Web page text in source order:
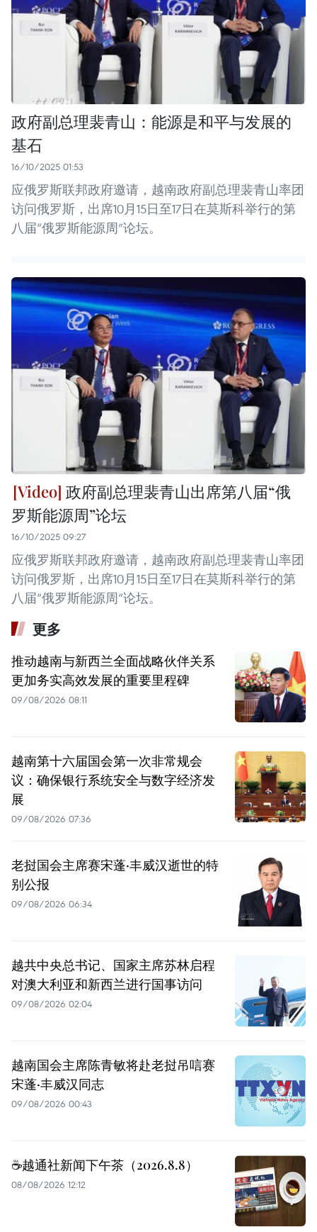
政府副总理裴青山：能源是和平与发展的
基石
16/10/2025 01:53
应俄罗斯联邦政府邀请，越南政府副总理裴青山率团
访问俄罗斯，出席10月15日至17日在莫斯科举行的第
八届“俄罗斯能源周”论坛。
政府副总理裴青山出席第八届“俄
罗斯能源周”论坛
16/10/2025 09:27
应俄罗斯联邦政府邀请，越南政府副总理裴青山率团
访问俄罗斯，出席10月15日至17日在莫斯科举行的第
八届“俄罗斯能源周”论坛。
更多
推动越南与新西兰全面战略伙伴关系
更加务实高效发展的重要里程碑
09/08/2026 08:11
越南第十六届国会第一次非常规会
议：确保银行系统安全与数字经济发
展
09/08/2026 07:36
老挝国会主席赛宋蓬·丰威汉逝世的特
别公报
09/08/2026 06:34
越共中央总书记、国家主席苏林启程
对澳大利亚和新西兰进行国事访问
09/08/2026 02:04
越南国会主席陈青敏将赴老挝吊唁赛
宋蓬·丰威汉同志
09/08/2026 00:43
☕️越通社新闻下午茶（2026.8.8）
08/08/2026 12:12